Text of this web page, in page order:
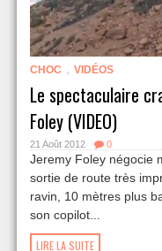
CHOC , VIDÉOS
Le spectaculaire
Foley (VIDEO)
21 Août 2012 0
Jeremy Foley négocie
sortie de route très
ravin, 10 mètres plus
son copilot...
LIRE LA SUITE